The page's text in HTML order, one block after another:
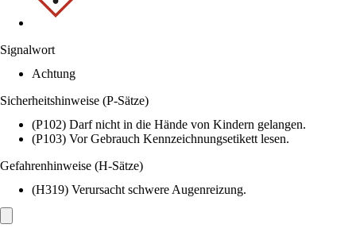
Signalwort
Achtung
Sicherheitshinweise (P-Sätze)
(P102) Darf nicht in die Hände von Kindern gelangen.
(P103) Vor Gebrauch Kennzeichnungsetikett lesen.
Gefahrenhinweise (H-Sätze)
(H319) Verursacht schwere Augenreizung.